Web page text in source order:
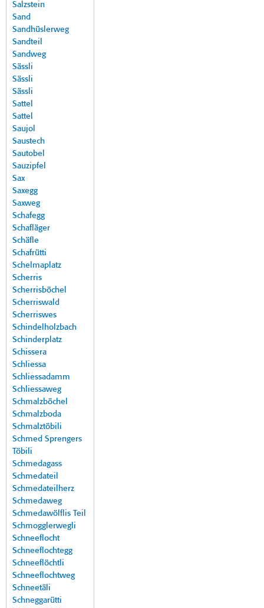
Salzstein
Sand
Sandhüslerweg
Sandteil
Sandweg
Sässli
Sässli
Sässli
Sattel
Sattel
Saujol
Saustech
Sautobel
Sauzipfel
Sax
Saxegg
Saxweg
Schafegg
Schafläger
Schäfle
Schafrütti
Schelmaplatz
Scherris
Scherrisböchel
Scherriswald
Scherriswes
Schindelholzbach
Schinderplatz
Schissera
Schliessa
Schliessadamm
Schliessaweg
Schmalzböchel
Schmalzboda
Schmalztöbili
Schmed Sprengers
Töbili
Schmedagass
Schmedateil
Schmedateilherz
Schmedaweg
Schmedawölflis Teil
Schmogglerwegli
Schneeflocht
Schneeflochtegg
Schneeflöchtli
Schneeflochtweg
Schneetäli
Schneggarütti